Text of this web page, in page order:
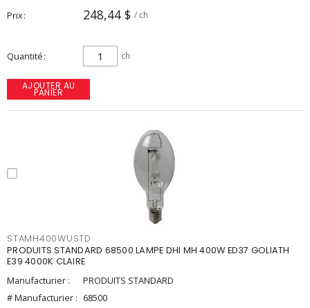
Prix 248,44 $ / ch
Quantité ch
AJOUTER AU
PANIER
STAMH400WUSTD
PRODUITS STANDARD 68500 LAMPE DHI MH 400W ED37 GOLIATH
E39 4000K CLAIRE
Manufacturier :
PRODUITS STANDARD
# Manufacturier : 68500